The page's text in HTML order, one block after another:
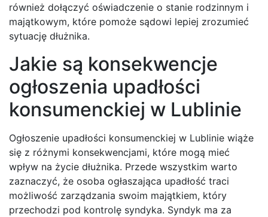
również dołączyć oświadczenie o stanie rodzinnym i
majątkowym, które pomoże sądowi lepiej zrozumieć
sytuację dłużnika.
Jakie są konsekwencje
ogłoszenia upadłości
konsumenckiej w Lublinie
Ogłoszenie upadłości konsumenckiej w Lublinie wiąże
się z różnymi konsekwencjami, które mogą mieć
wpływ na życie dłużnika. Przede wszystkim warto
zaznaczyć, że osoba ogłaszająca upadłość traci
możliwość zarządzania swoim majątkiem, który
przechodzi pod kontrolę syndyka. Syndyk ma za